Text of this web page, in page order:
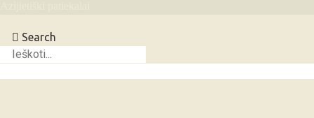
Search